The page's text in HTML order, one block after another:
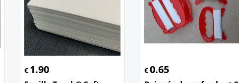
€ 1.90 €0.65